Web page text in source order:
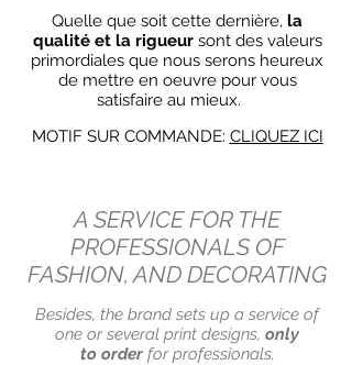
Quelle que soit cette dernière, la
qualité et la rigueursont des valeurs
primordiales que nous serons heureux
de mettre en oeuvre pour vous
satisfaire au mieux.
MOTIF SUR COMMANDE: CLIQUEZ ICI
A SERVICE FOR THE
PROFESSIONALS OF
FASHION, AND DECORATING
Besides, the brand sets up a service of
one or several print designs, only
to order for professionals.